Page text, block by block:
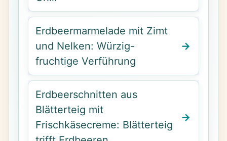
Erdbeermarmelade mit Zimt
und Nelken: Würzig-
fruchtige Verführung
Erdbeerschnitten aus
Blätterteig mit
Frischkäsecreme: Blätterteig